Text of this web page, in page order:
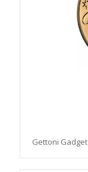
Gettoni Gadget